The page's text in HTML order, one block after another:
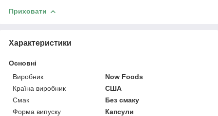
Приховати
Характеристики
Основні
Виробник
Now Foods
Країна виробник
США
Смак
Без смаку
Форма випуску
Капсули